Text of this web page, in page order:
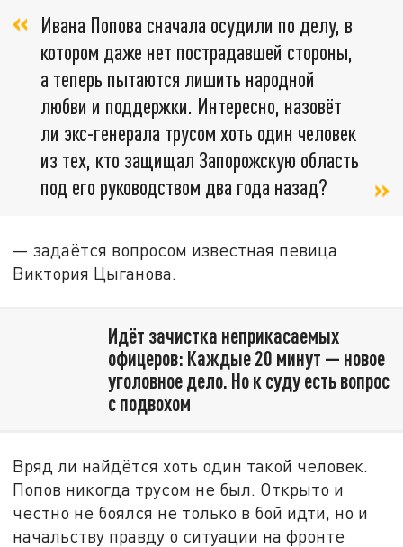
Ивана Попова сначала осудили по делу, в
котором даже нет пострадавшей стороны,
а теперь пытаются лишить народной
любви и поддержки. Интересно, назовёт
ли экс-генерала трусом хоть один человек
из тех, кто защищал Запорожскую область
под его руководством два года назад?
— задаётся вопросом известная певица
Виктория Цыганова.
Идёт зачистка неприкасаемых
офицеров: Каждые 20 минут — новое
уголовное дело. Но к суду есть вопрос
с подвохом
Вряд ли найдётся хоть один такой человек.
Попов никогда трусом не был. Открыто и
честно не боялся не только в бой идти, но и
начальству правду о ситуации на фронте